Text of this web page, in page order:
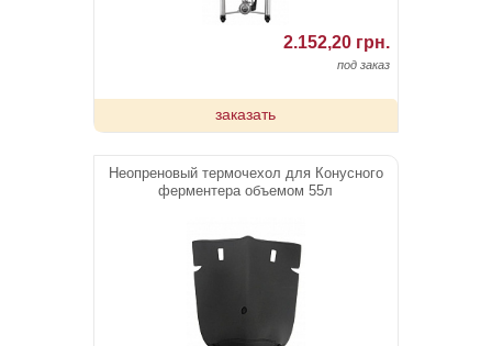
2.152,20 грн.
под заказ
заказать
Неопреновый термочехол для Конусного
ферментера объемом 55л